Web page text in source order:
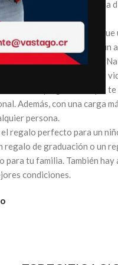
scooter pueda controlar la
irregulares.
y situaciones: ya sea que
en crecimiento, o un
nuestros scooters
en cada etapa de tu
de 35 a 40 pulgadas, lo que
Además, con una carga
persona.
regalo perfecto para un
regalo de graduación o un
para tu familia. También
condiciones.